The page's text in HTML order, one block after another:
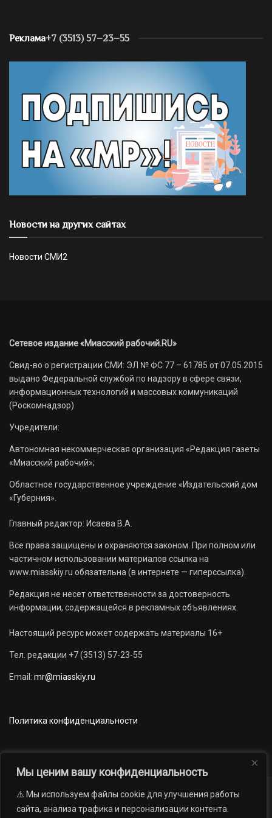
Мы ценим вашу конфиденциальность
⚠️ Мы используем файлы cookie для улучшения работы
сайта, анализа трафика и персонализации контента.
Реклама+7 (3513) 57–23–55
Новости на других сайтах
Новости СМИ2
Сетевое издание «Миасский рабочий.RU»
Свид-во о регистрации СМИ: ЭЛ № ФС 77 – 61785 от 07.05.2015
выдано Федеральной службой по надзору в сфере связи,
информационных технологий и массовых коммуникаций
(Роскомнадзор)
Учредители:
Автономная некоммерческая организация «Редакция газеты
«Миасский рабочий»;
Областное государственное учреждение «Издательский дом
«Губерния».
Главный редактор: Исаева В.А.
Все права защищены и охраняются законом. При полном или
частичном использовании материалов ссылка на
www.miasskiy.ru обязательна (в интернете — гиперссылка).
Редакция не несет ответственности за достоверность
информации, содержащейся в рекламных объявлениях.
Настоящий ресурс может содержать материалы 16+
Тел. редакции +7 (3513) 57-23-55
Email: mr@miasskiy.ru
Политика конфиденциальности
Новости Наши проекты
Официально
АРХИВ
16+